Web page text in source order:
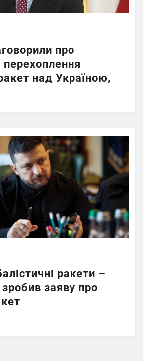
про
над Україною,
ракети –
заяву про